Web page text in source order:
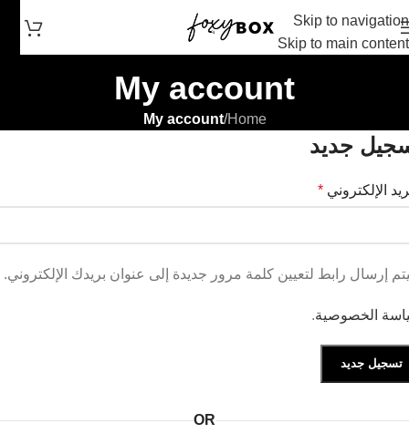
Skip to navigation
Skip to main content
My account
Home
/
My account
جديد
الإلكتروني *
إرسال رابط لتعيين كلمة مرور جديدة إلى عنوان بريدك الإلكتروني.
الخصوصية.
تسجيل جديد
OR